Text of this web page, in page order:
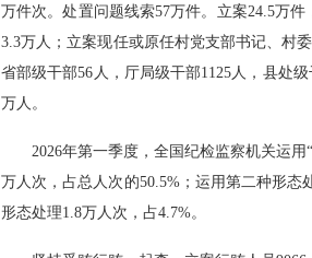
万件次。处置问题线索57万件。立案24.5万
3.3万人；立案现任或原任村党支部书记、村
省部级干部56人，厅局级干部1125人，县处
万人。
2026年第一季度，全国纪检监察机关运用“
万人次，占总人次的50.5%；运用第二种形态
形态处理1.8万人次，占4.7%。